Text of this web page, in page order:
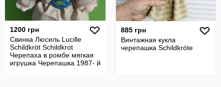
1200 грн
Свинка Люсиль Lucille
Schildkröt Schildkrot
Черепаха в ромбе мягкая
игрушка Черепашка 1987- й
885 грн
Винтажная кукла
черепашка Schildkröte